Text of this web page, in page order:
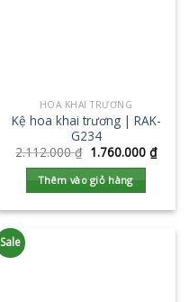
HOA KHAI TRƯƠNG
Kệ hoa khai trương | RAK-
G234
2.112.000₫ 1.760.000 ₫
Thêm vào giỏ hàng
Sale